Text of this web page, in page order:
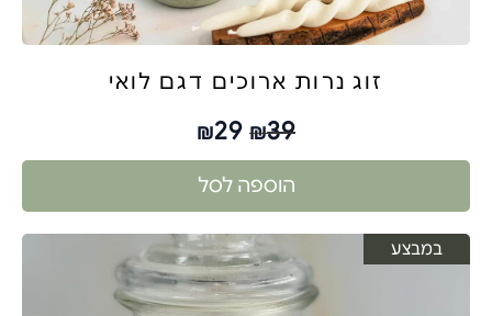
זוג נרות ארוכים דגם לואי
₪39
₪29
הוספה לסל
במבצע